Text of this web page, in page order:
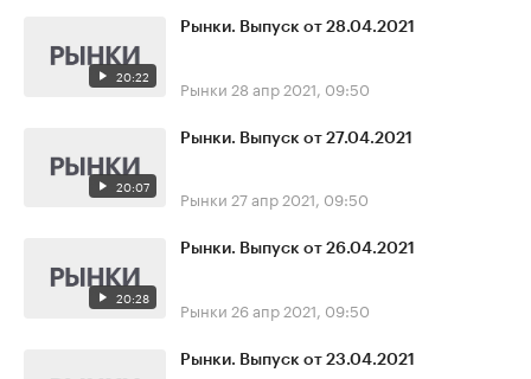
20:22
Рынки. Выпуск от 28.04.2021
Рынки 28 апр 2021, 09:50
20:07
Рынки. Выпуск от 27.04.2021
Рынки 27 апр 2021, 09:50
20:28
Рынки. Выпуск от 26.04.2021
Рынки 26 апр 2021, 09:50
Рынки. Выпуск от 23.04.2021